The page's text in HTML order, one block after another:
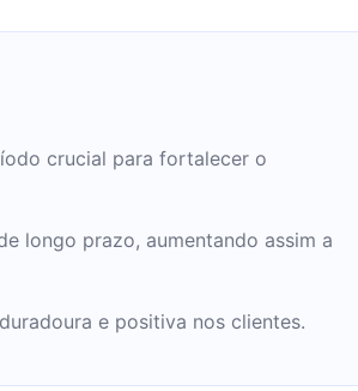
crucial para fortalecer o
longo prazo, aumentando assim a
e positiva nos clientes.